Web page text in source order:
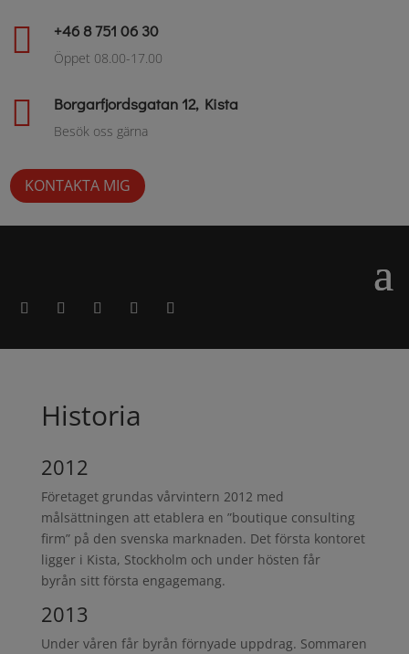
 +46 8 751 06 30
Öppet 08.00-17.00
 Borgarfjordsgatan 12, Kista
Besök oss gärna
KONTAKTA MIG
Historia
2012
Företaget grundas vårvintern 2012 med
målsättningen att etablera en ”boutique consulting
firm” på den svenska marknaden. Det första kontoret
ligger i Kista, Stockholm och under hösten får
byrån sitt första engagemang.
2013
Under våren får byrån förnyade uppdrag. Sommaren